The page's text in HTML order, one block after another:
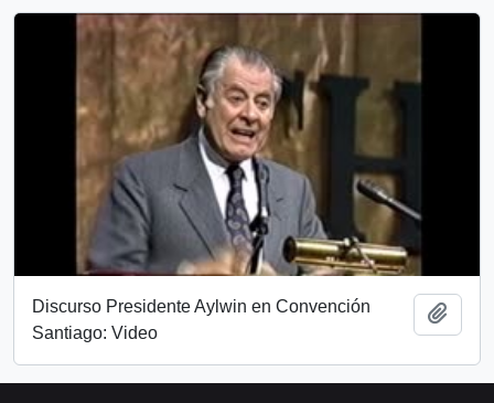
Discurso Presidente Aylwin en Convención
Santiago: Video